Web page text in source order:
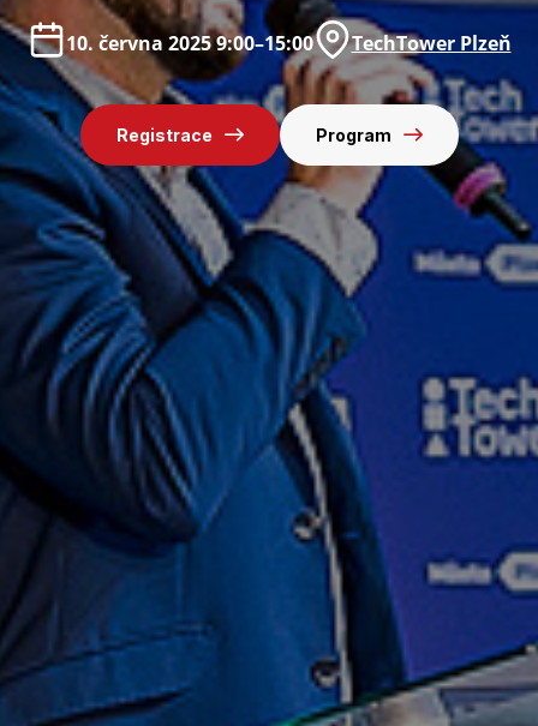
10. června 2025 9:00–15:00 TechTower Plzeň
Registrace Program